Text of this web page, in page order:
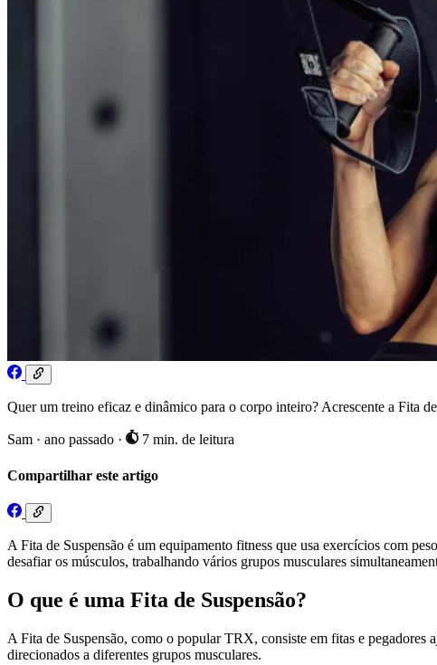
Quer um treino eficaz e dinâmico para o corpo inteiro? Acrescente a Fita
Sam · ano passado · 7 min. de leitura
Compartilhar este artigo
A Fita de Suspensão é um equipamento fitness que usa exercícios com
desafiar os músculos, trabalhando vários grupos musculares
O que é uma Fita de Suspensão?
A Fita de Suspensão, como o popular TRX, consiste em fitas e pegadores
direcionados a diferentes grupos musculares.